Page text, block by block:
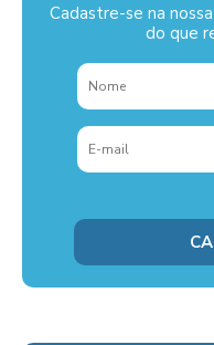
Cadastre-se na
do que